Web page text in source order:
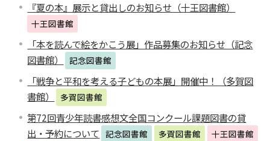
『夏の本』展示と貸出しのお知らせ（十王図書館）
十王図書館
「本を読んで絵をかこう展」作品募集のお知らせ（記念
図書館）
記念図書館
「戦争と平和を考える子どもの本展」開催中！（多賀図
書館）
多賀図書館
第72回青少年読書感想文全国コンクール課題図書の貸
出・予約について 記念図書館 多賀図書館
十王図書館